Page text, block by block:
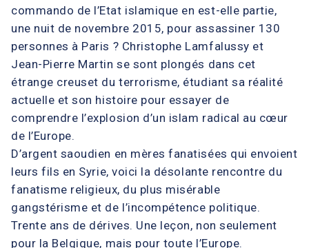
commando de l’Etat islamique en est-elle partie,
une nuit de novembre 2015, pour assassiner 130
personnes à Paris ? Christophe Lamfalussy et
Jean-Pierre Martin se sont plongés dans cet
étrange creuset du terrorisme, étudiant sa réalité
actuelle et son histoire pour essayer de
comprendre l’explosion d’un islam radical au cœur
de l’Europe.
D’argent saoudien en mères fanatisées qui envoient
leurs fils en Syrie, voici la désolante rencontre du
fanatisme religieux, du plus misérable
gangstérisme et de l’incompétence politique.
Trente ans de dérives. Une leçon, non seulement
pour la Belgique, mais pour toute l’Europe.